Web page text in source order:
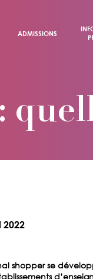
ADMISSIONS
2022
shopper se